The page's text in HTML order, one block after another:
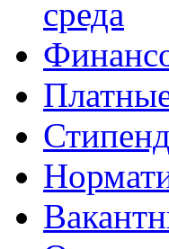
среда